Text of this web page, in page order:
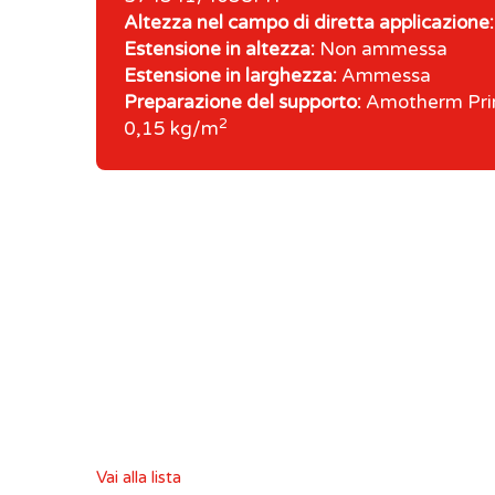
Altezza nel campo di diretta applicazione:
Estensione in altezza: Non ammessa
Estensione in larghezza: Ammessa
Preparazione del supporto: Amotherm
0,15 kg/m2
Vai alla lista